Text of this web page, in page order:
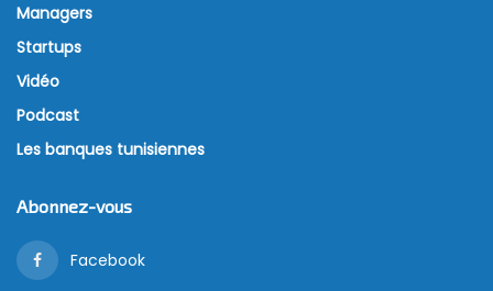
Managers
Startups
Vidéo
Podcast
Les banques tunisiennes
Abonnez-vous
Facebook